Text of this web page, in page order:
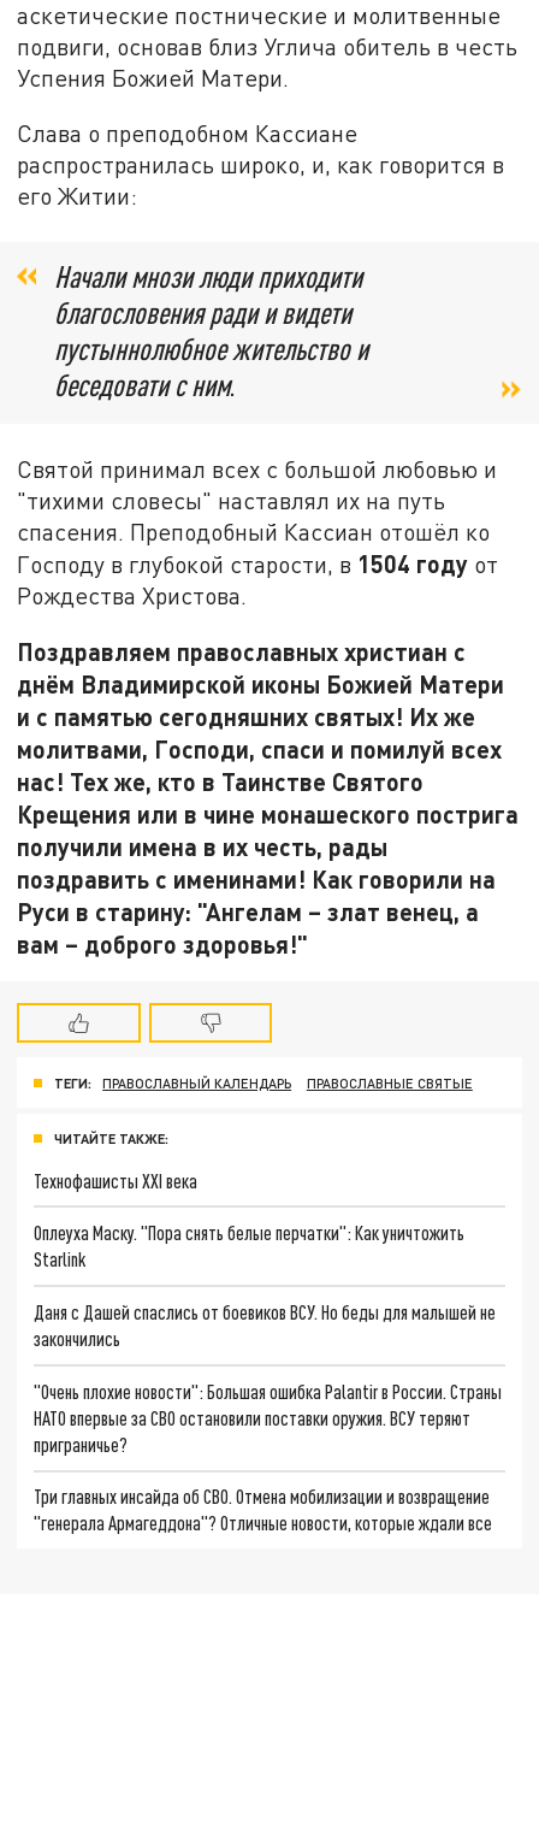
аскетические постнические и молитвенные
подвиги, основав близ Углича обитель в честь
Успения Божией Матери.
Слава о преподобном Кассиане
распространилась широко, и, как говорится в
его Житии:
Начали мнози люди приходити
благословения ради и видети
пустыннолюбное жительство и
беседовати с ним.
Святой принимал всех с большой любовью и
"тихими словесы" наставлял их на путь
спасения. Преподобный Кассиан отошёл ко
Господу в глубокой старости, в 1504 году от
Рождества Христова.
Поздравляем православных христиан с
днём Владимирской иконы Божией Матери
и с памятью сегодняшних святых! Их же
молитвами, Господи, спаси и помилуй всех
нас! Тех же, кто в Таинстве Святого
Крещения или в чине монашеского пострига
получили имена в их честь, рады
поздравить с именинами! Как говорили на
Руси в старину: "Ангелам – злат венец, а
вам – доброго здоровья!"
ТЕГИ: ПРАВОСЛАВНЫЙ КАЛЕНДАРЬ ПРАВОСЛАВНЫЕ СВЯТЫЕ
ЧИТАЙТЕ ТАКЖЕ:
Технофашисты XXI века
Оплеуха Маску. "Пора снять белые перчатки": Как уничтожить
Starlink
Даня с Дашей спаслись от боевиков ВСУ. Но беды для малышей не
закончились
"Очень плохие новости": Большая ошибка Palantir в России. Страны
НАТО впервые за СВО остановили поставки оружия. ВСУ теряют
приграничье?
Три главных инсайда об СВО. Отмена мобилизации и возвращение
"генерала Армагеддона"? Отличные новости, которые ждали все